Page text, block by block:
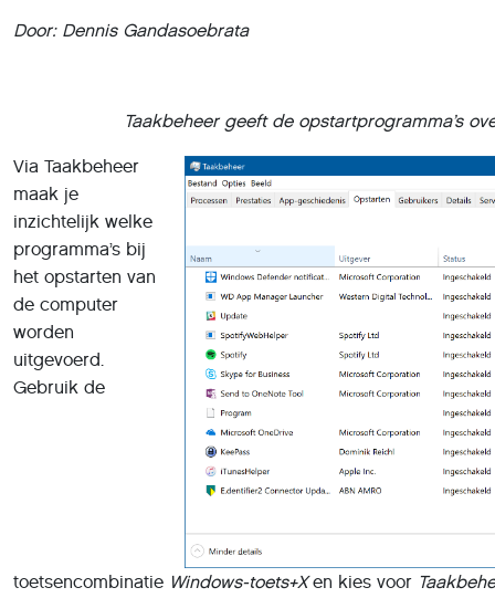
Door: Dennis Gandasoebrata
Taakbeheer geeft de opstartprogramma’s
Via Taakbeheer
maak je
inzichtelijk welke
programma’s bij
het opstarten van
de computer
worden
uitgevoerd.
Gebruik de
toetsencombinatie Windows-toets+Xen kies voor